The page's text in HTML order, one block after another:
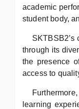
academic
student body,
through its
the presence
access to
learning